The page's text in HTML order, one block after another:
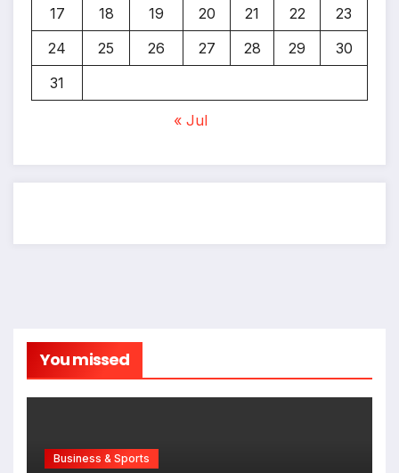
17
18 19 20 21 22
23
24
25 26 27 28 29
30
31
« Jul
You missed
Business & Sports